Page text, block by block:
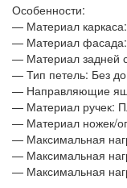
Особенности:
— Материал
— Материал
— Материал задней
— Тип петель: Без
— Направляющие
— Материал ручек:
— Материал ножек/
— Максимальная
— Максимальная
— Максимальная